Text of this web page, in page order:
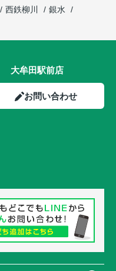
西鉄柳川
銀水
大牟田駅前店
お問い合わせ